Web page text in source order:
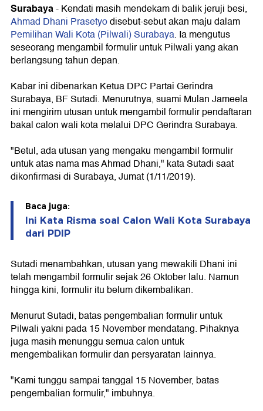
Surabaya- Kendati masih mendekam di balik jeruji besi,
Ahmad Dhani Prasetyodisebut-sebut akan maju dalam
Pemilihan Wali Kota (Pilwali) Surabaya. Ia mengutus
seseorang mengambil formulir untuk Pilwali yang akan
berlangsung tahun depan.
Kabar ini dibenarkan Ketua DPC Partai Gerindra
Surabaya, BF Sutadi. Menurutnya, suami Mulan Jameela
ini mengirim utusan untuk mengambil formulir pendaftaran
bakal calon wali kota melalui DPC Gerindra Surabaya.
"Betul, ada utusan yang mengaku mengambil formulir
untuk atas nama mas Ahmad Dhani," kata Sutadi saat
dikonfirmasi di Surabaya, Jumat (1/11/2019).
Baca juga:
Ini Kata Risma soal Calon Wali Kota Surabaya
dari PDIP
Sutadi menambahkan, utusan yang mewakili Dhani ini
telah mengambil formulir sejak 26 Oktober lalu. Namun
hingga kini, formulir itu belum dikembalikan.
Menurut Sutadi, batas pengembalian formulir untuk
Pilwali yakni pada 15 November mendatang. Pihaknya
juga masih menunggu semua calon untuk
mengembalikan formulir dan persyaratan lainnya.
"Kami tunggu sampai tanggal 15 November, batas
pengembalian formulir," imbuhnya.